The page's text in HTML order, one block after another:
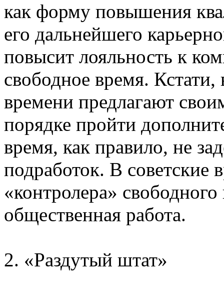
как форму повышения
его дальнейшего
повысит лояльность к
свободное время.
времени предлагают
порядке пройти
время, как правило, не
подработок. В советские
«контролера»
общественная работа.
2. «Раздутый штат»